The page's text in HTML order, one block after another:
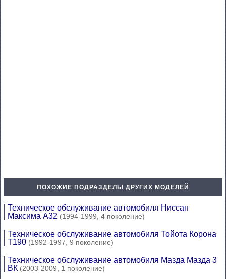
ПОХОЖИЕ ПОДРАЗДЕЛЫ ДРУГИХ МОДЕЛЕЙ
Техническое обслуживание автомобиля Ниссан
Максима А32 (1994-1999, 4 поколение)
Техническое обслуживание автомобиля Тойота Корона
Т190 (1992-1997, 9 поколение)
Техническое обслуживание автомобиля Мазда Мазда 3
ВК (2003-2009, 1 поколение)